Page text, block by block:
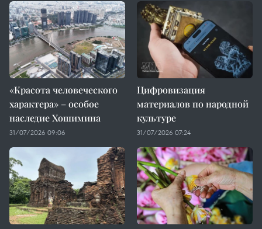
«Красота человеческого
характера» – особое
наследие Хошимина
31/07/2026 09:06
Цифровизация
материалов по народной
культуре
31/07/2026 07:24